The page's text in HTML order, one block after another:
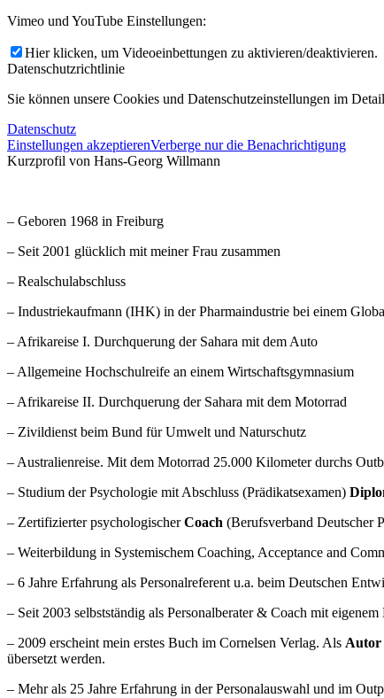
Vimeo und YouTube Einstellungen:
Hier klicken, um Videoeinbettungen zu aktivieren/deaktivieren.
Datenschutzrichtlinie
Sie können unsere Cookies und Datenschutzeinstellungen im
Datenschutz
Einstellungen akzeptierenVerberge nur die Benachrichtigung
Kurzprofil von Hans-Georg Willmann
– Geboren 1968 in Freiburg
– Seit 2001 glücklich mit meiner Frau zusammen
– Realschulabschluss
– Industriekaufmann (IHK) in der Pharmaindustrie bei einem
– Afrikareise I. Durchquerung der Sahara mit dem Auto
– Allgemeine Hochschulreife an einem Wirtschaftsgymnasium
– Afrikareise II. Durchquerung der Sahara mit dem Motorrad
– Zivildienst beim Bund für Umwelt und Naturschutz
– Australienreise. Mit dem Motorrad 25.000 Kilometer durchs
– Studium der Psychologie mit Abschluss (Prädikatsexamen)
– Zertifizierter psychologischerCoach (Berufsverband Deutscher
– Weiterbildung in Systemischem Coaching, Acceptance and
– 6 Jahre Erfahrung als Personalreferent u.a. beim Deutschen
– Seit 2003 selbstständig als Personalberater & Coach mit
– 2009 erscheint mein erstes Buch im Cornelsen Verlag. Als Autor
übersetzt werden.
– Mehr als 25 Jahre Erfahrung in der Personalauswahl und im